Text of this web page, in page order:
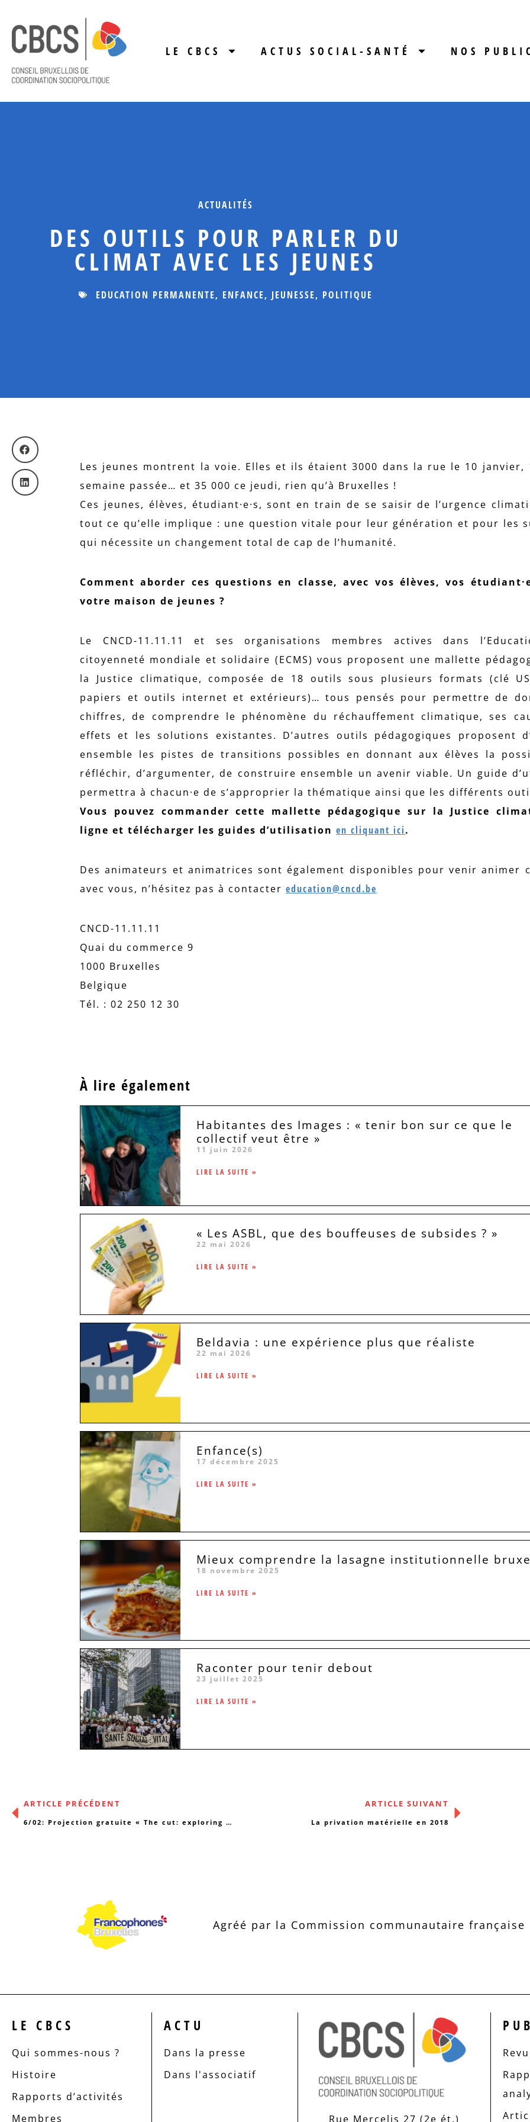
LE CBCS ACTUS SOCIAL-SANTÉ NOS
ACTUALITÉS
DES OUTILS POUR PARLER DU
CLIMAT AVEC LES JEUNES
EDUCATION PERMANENTE, ENFANCE, JEUNESSE, POLITIQUE
Les jeunes montrent la voie. Elles et ils étaient 3000 dans la rue le 10 janvier,
semaine passée… et 35 000 ce jeudi, rien qu’à Bruxelles !
Ces jeunes, élèves, étudiant·e·s, sont en train de se saisir de l’urgence
tout ce qu’elle implique : une question vitale pour leur génération et pour les
qui nécessite un changement total de cap de l’humanité.
Comment aborder ces questions en classe, avec vos élèves, vos
votre maison de jeunes ?
Le CNCD-11.11.11 et ses organisations membres actives dans
citoyenneté mondiale et solidaire (ECMS) vous proposent une mallette
la Justice climatique, composée de 18 outils sous plusieurs formats (clé
papiers et outils internet et extérieurs)… tous pensés pour permettre de
chiffres, de comprendre le phénomène du réchauffement climatique, ses
effets et les solutions existantes. D’autres outils pédagogiques proposent
ensemble les pistes de transitions possibles en donnant aux élèves la
réfléchir, d’argumenter, de construire ensemble un avenir viable. Un guide
permettra à chacun·e de s’approprier la thématique ainsi que les différents
Vous pouvez commander cette mallette pédagogique sur la Justice
ligne et télécharger les guides d’utilisation en cliquant ici.
Des animateurs et animatrices sont également disponibles pour venir animer
avec vous, n’hésitez pas à contacter education@cncd.be
CNCD-11.11.11
Quai du commerce 9
1000 Bruxelles
Belgique
Tél. : 02 250 12 30
À lire également
Habitantes des Images : « tenir bon sur ce que le
collectif veut être »
11 juin 2026
LIRE LA SUITE »
« Les ASBL, que des bouffeuses de subsides ? »
22 mai 2026
LIRE LA SUITE »
Beldavia : une expérience plus que réaliste
22 mai 2026
LIRE LA SUITE »
Enfance(s)
17 décembre 2025
LIRE LA SUITE »
Mieux comprendre la lasagne institutionnelle
18 novembre 2025
LIRE LA SUITE »
Raconter pour tenir debout
23 juillet 2025
LIRE LA SUITE »
ARTICLE PRÉCÉDENT
6/02: Projection gratuite « The cut: exploring MGF »
ARTICLE SUIVANT
La privation matérielle en 2018
Agréé par la Commission communautaire
LE CBCS
Qui sommes-nous ?
Histoire
Rapports d’activités
Membres
ACTU
Dans la presse
Dans l'associatif
Rue Mercelis 27 (2e ét.)